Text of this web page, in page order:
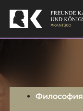
content
Философия